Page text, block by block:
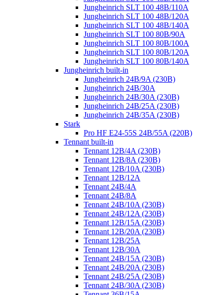
Jungheinrich SLT 100 48B/110A
Jungheinrich SLT 100 48B/120A
Jungheinrich SLT 100 48B/140A
Jungheinrich SLT 100 80B/90A
Jungheinrich SLT 100 80B/100A
Jungheinrich SLT 100 80B/120A
Jungheinrich SLT 100 80B/140A
Jungheinrich built-in
Jungheinrich 24B/9A (230B)
Jungheinrich 24B/30A
Jungheinrich 24B/30A (230B)
Jungheinrich 24B/25A (230B)
Jungheinrich 24B/35A (230B)
Stark
Pro HF E24-55S 24B/55A (220B)
Tennant built-in
Tennant 12B/4A (230B)
Tennant 12B/8A (230B)
Tennant 12B/10A (230B)
Tennant 12B/12A
Tennant 24B/4A
Tennant 24B/8A
Tennant 24B/10A (230B)
Tennant 24B/12A (230B)
Tennant 12B/15A (230B)
Tennant 12B/20A (230B)
Tennant 12B/25A
Tennant 12B/30A
Tennant 24B/15A (230B)
Tennant 24B/20A (230B)
Tennant 24B/25A (230B)
Tennant 24B/30A (230B)